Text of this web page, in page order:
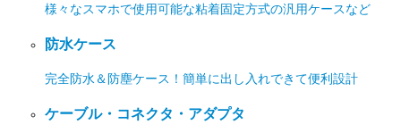
様々なスマホで使用可能な粘着固定方式の汎用ケースなど
防水ケース
完全防水＆防塵ケース！簡単に出し入れできて便利設計
ケーブル・コネクタ・アダプタ